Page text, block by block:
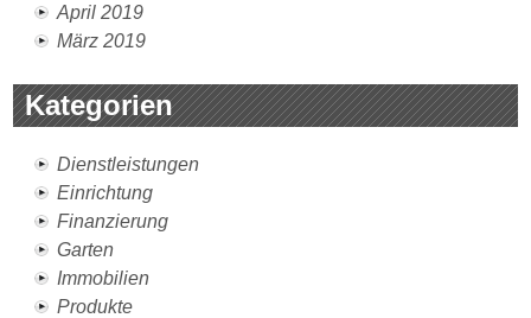
April 2019
März 2019
Kategorien
Dienstleistungen
Einrichtung
Finanzierung
Garten
Immobilien
Produkte